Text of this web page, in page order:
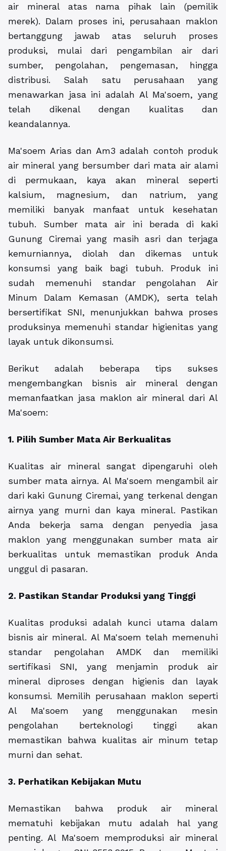
air mineral atas nama pihak lain (pemilik
merek). Dalam proses ini, perusahaan maklon
bertanggung jawab atas seluruh proses
produksi, mulai dari pengambilan air dari
sumber, pengolahan, pengemasan, hingga
distribusi. Salah satu perusahaan yang
menawarkan jasa ini adalah Al Ma'soem, yang
telah dikenal dengan kualitas dan
keandalannya.
Ma'soem Arias dan Am3 adalah contoh produk
air mineral yang bersumber dari mata air alami
di permukaan, kaya akan mineral seperti
kalsium, magnesium, dan natrium, yang
memiliki banyak manfaat untuk kesehatan
tubuh. Sumber mata air ini berada di kaki
Gunung Ciremai yang masih asri dan terjaga
kemurniannya, diolah dan dikemas untuk
konsumsi yang baik bagi tubuh. Produk ini
sudah memenuhi standar pengolahan Air
Minum Dalam Kemasan (AMDK), serta telah
bersertifikat SNI, menunjukkan bahwa proses
produksinya memenuhi standar higienitas yang
layak untuk dikonsumsi.
Berikut adalah beberapa tips sukses
mengembangkan bisnis air mineral dengan
memanfaatkan jasa maklon air mineral dari Al
Ma'soem:
1. Pilih Sumber Mata Air Berkualitas
Kualitas air mineral sangat dipengaruhi oleh
sumber mata airnya. Al Ma'soem mengambil air
dari kaki Gunung Ciremai, yang terkenal dengan
airnya yang murni dan kaya mineral. Pastikan
Anda bekerja sama dengan penyedia jasa
maklon yang menggunakan sumber mata air
berkualitas untuk memastikan produk Anda
unggul di pasaran.
2. Pastikan Standar Produksi yang Tinggi
Kualitas produksi adalah kunci utama dalam
bisnis air mineral. Al Ma'soem telah memenuhi
standar pengolahan AMDK dan memiliki
sertifikasi SNI, yang menjamin produk air
mineral diproses dengan higienis dan layak
konsumsi. Memilih perusahaan maklon seperti
Al Ma'soem yang menggunakan mesin
pengolahan berteknologi tinggi akan
memastikan bahwa kualitas air minum tetap
murni dan sehat.
3. Perhatikan Kebijakan Mutu
Memastikan bahwa produk air mineral
mematuhi kebijakan mutu adalah hal yang
penting. Al Ma'soem memproduksi air mineral